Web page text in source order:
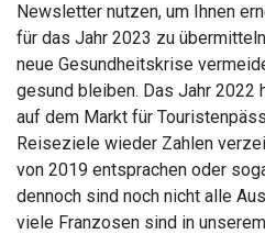
Newsletter nutzen, um Ihnen
für das Jahr 2023 zu
neue Gesundheitskrise
gesund bleiben. Das Jahr 2022
auf dem Markt für
Reiseziele wieder Zahlen
von 2019 entsprachen oder
dennoch sind noch nicht alle
viele Franzosen sind in